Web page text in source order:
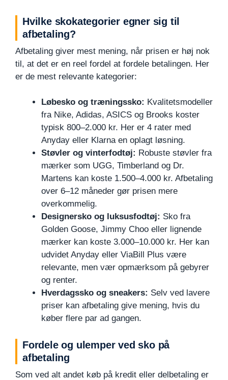
Hvilke skokategorier egner sig til
afbetaling?
Afbetaling giver mest mening, når prisen er høj nok
til, at det er en reel fordel at fordele betalingen. Her
er de mest relevante kategorier:
Løbesko og træningssko: Kvalitetsmodeller
fra Nike, Adidas, ASICS og Brooks koster
typisk 800–2.000 kr. Her er 4 rater med
Anyday eller Klarna en oplagt løsning.
Støvler og vinterfodtøj: Robuste støvler fra
mærker som UGG, Timberland og Dr.
Martens kan koste 1.500–4.000 kr. Afbetaling
over 6–12 måneder gør prisen mere
overkommelig.
Designersko og luksusfodtøj: Sko fra
Golden Goose, Jimmy Choo eller lignende
mærker kan koste 3.000–10.000 kr. Her kan
udvidet Anyday eller ViaBill Plus være
relevante, men vær opmærksom på gebyrer
og renter.
Hverdagssko og sneakers: Selv ved lavere
priser kan afbetaling give mening, hvis du
køber flere par ad gangen.
Fordele og ulemper ved sko på
afbetaling
Som ved alt andet køb på kredit eller delbetaling er